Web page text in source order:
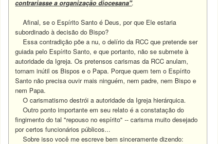
contrariasse a organização diocesana".
Afinal, se o Espírito Santo é Deus, por que Ele estaria
subordinado à decisão do Bispo?
Essa contradição põe a nu, o delírio da RCC que pretende ser
guiada pelo Espírito Santo, e que portanto, não se submete à
autoridade da Igreja. Os pretensos carismas da RCC anulam,
tornam inútil os Bispos e o Papa. Porque quem tem o Espírito
Santo não precisa ouvir mais ninguém, nem padre, nem Bispo e
nem Papa.
O carismatismo destrói a autoridade da Igreja hierárquica.
Outro ponto importante em seu relato é a constatação do
fingimento do tal "repouso no espírito" -- carisma muito desejado
por certos funcionários públicos...
Sobre isso você me escreve bem sinceramente dizendo: